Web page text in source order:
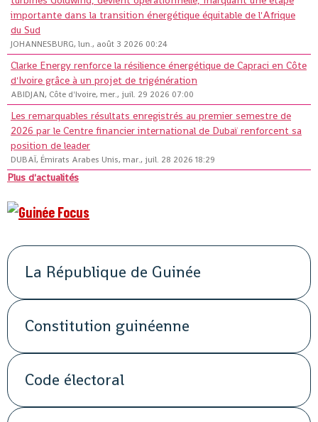
importante dans la transition énergétique équitable de l'Afrique
du Sud
JOHANNESBURG, lun., août 3 2026 00:24
Clarke Energy renforce la résilience énergétique de Capraci en Côte
d'Ivoire grâce à un projet de trigénération
ABIDJAN, Côte d'Ivoire, mer., juil. 29 2026 07:00
Les remarquables résultats enregistrés au premier semestre de
2026 par le Centre financier international de Dubaï renforcent sa
position de leader
DUBAÏ, Émirats Arabes Unis, mar., juil. 28 2026 18:29
Plus d'actualités
La République de Guinée
Constitution guinéenne
Code électoral